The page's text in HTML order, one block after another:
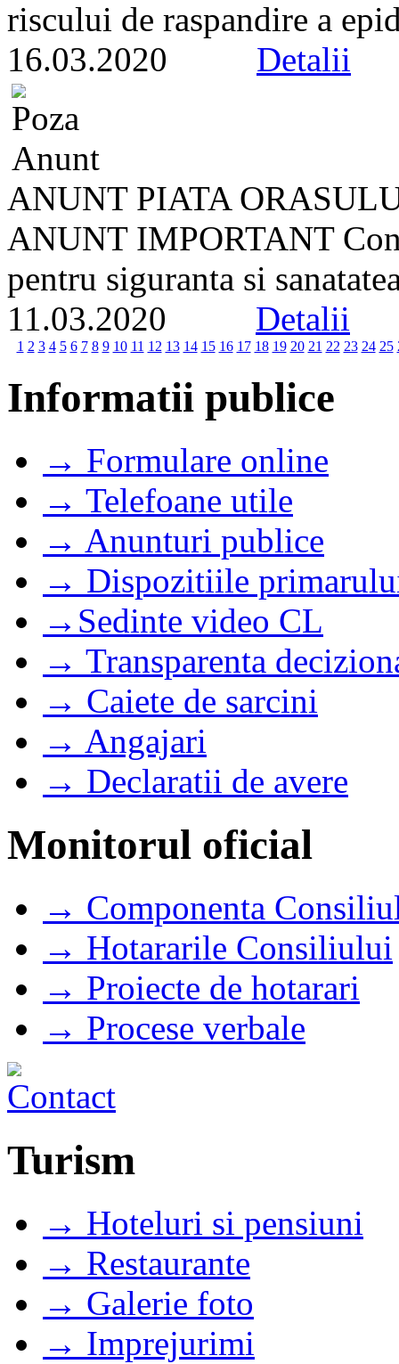
riscului de raspandire a
16.03.2020 Detalii
ANUNT PIATA
ANUNT IMPORTANT
pentru siguranta si
11.03.2020 Detalii
1 2 3 4 5 6 7 8 9 10 11 12 13 14 15 16 17 18 19 20 21 22 23 24 25
Informatii publice
→ Formulare online
→ Telefoane utile
→ Anunturi publice
→ Dispozitiile
→Sedinte video CL
→ Transparenta
→ Caiete de sarcini
→ Angajari
→ Declaratii de avere
Monitorul oficial
→ Componenta
→ Hotararile Consiliului
→ Proiecte de hotarari
→ Procese verbale
Turism
→ Hoteluri si pensiuni
→ Restaurante
→ Galerie foto
→ Imprejurimi